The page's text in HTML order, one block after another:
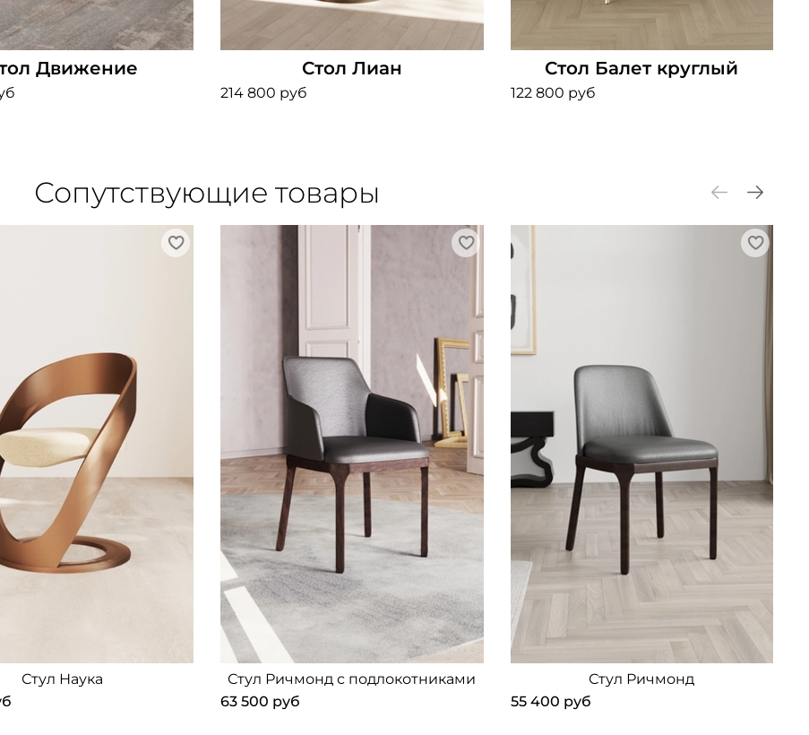
Движение Стол Лиан
214 800 руб
Стол Балет круглый
122 800 руб
Сопутствующие товары
Стул Наука
Стул Ричмонд с подлокотниками
63 500 руб
Стул Ричмонд
55 400 руб